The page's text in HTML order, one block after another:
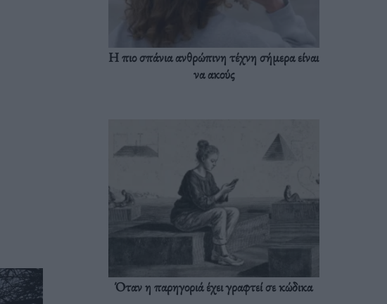
Η πιο σπάνια ανθρώπινη τέχνη σήμερα είναι
να ακούς
Όταν η παρηγοριά έχει γραφτεί σε κώδικα